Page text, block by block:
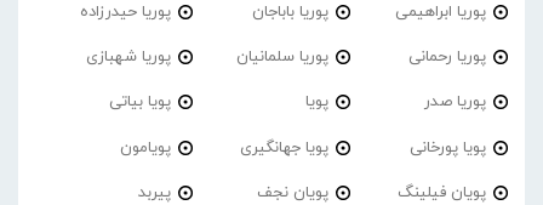
پوریا ابراهیمی پوریا باباجان پوریا حیدرزاده
پوریا رحمانی پوریا سلمانیان پوریا شهبازی
پوریا صدر پویا پویا بیاتی
پویا پورخانی پویا جهانگیری پویامون
پویان فیلینگ پویان نجف پیربد